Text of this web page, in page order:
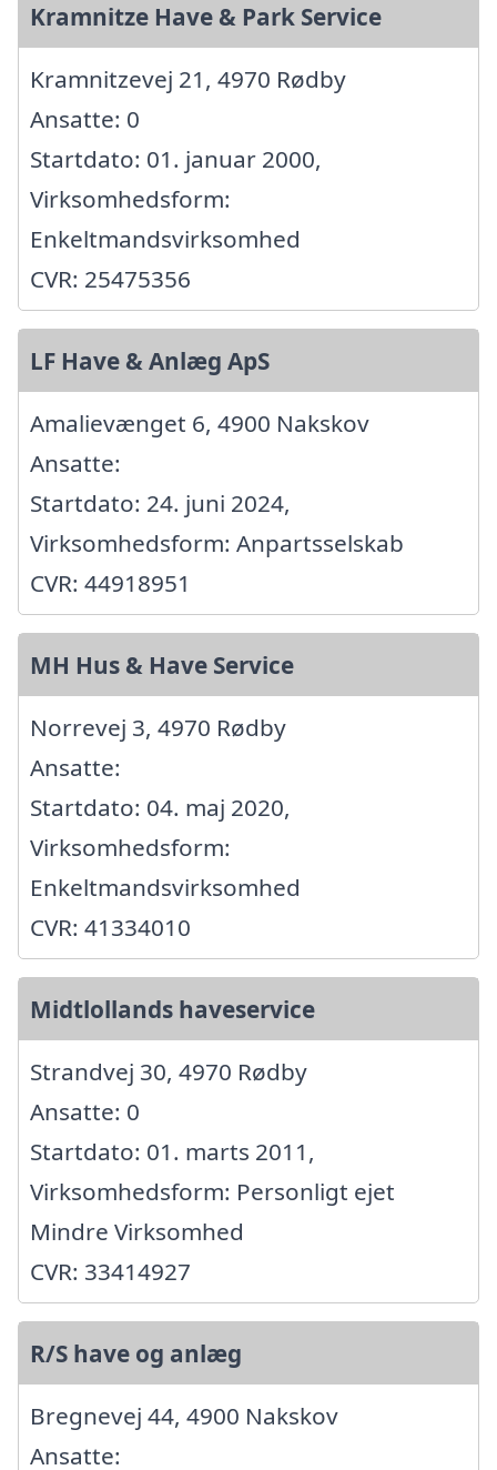
Kramnitze Have & Park Service
Kramnitzevej 21, 4970 Rødby
Ansatte: 0
Startdato: 01. januar 2000,
Virksomhedsform:
Enkeltmandsvirksomhed
CVR: 25475356
LF Have & Anlæg ApS
Amalievænget 6, 4900 Nakskov
Ansatte:
Startdato: 24. juni 2024,
Virksomhedsform: Anpartsselskab
CVR: 44918951
MH Hus & Have Service
Norrevej 3, 4970 Rødby
Ansatte:
Startdato: 04. maj 2020,
Virksomhedsform:
Enkeltmandsvirksomhed
CVR: 41334010
Midtlollands haveservice
Strandvej 30, 4970 Rødby
Ansatte: 0
Startdato: 01. marts 2011,
Virksomhedsform: Personligt ejet
Mindre Virksomhed
CVR: 33414927
R/S have og anlæg
Bregnevej 44, 4900 Nakskov
Ansatte: